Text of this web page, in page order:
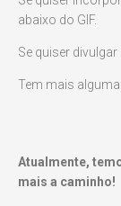
abaixo do GIF.
Se quiser
Tem mais alguma
Atualmente,
mais a caminho!